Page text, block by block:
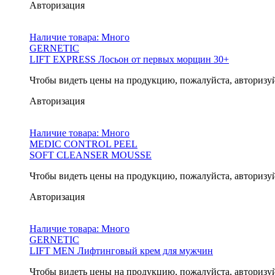
Авторизация
Наличие товара: Много
GERNETIC
LIFT EXPRESS Лосьон от первых морщин 30+
Чтобы видеть цены на продукцию, пожалуйста,
Авторизация
Наличие товара: Много
MEDIC CONTROL PEEL
SOFT CLEANSER MOUSSE
Чтобы видеть цены на продукцию, пожалуйста,
Авторизация
Наличие товара: Много
GERNETIC
LIFT MEN Лифтинговый крем для мужчин
Чтобы видеть цены на продукцию, пожалуйста,